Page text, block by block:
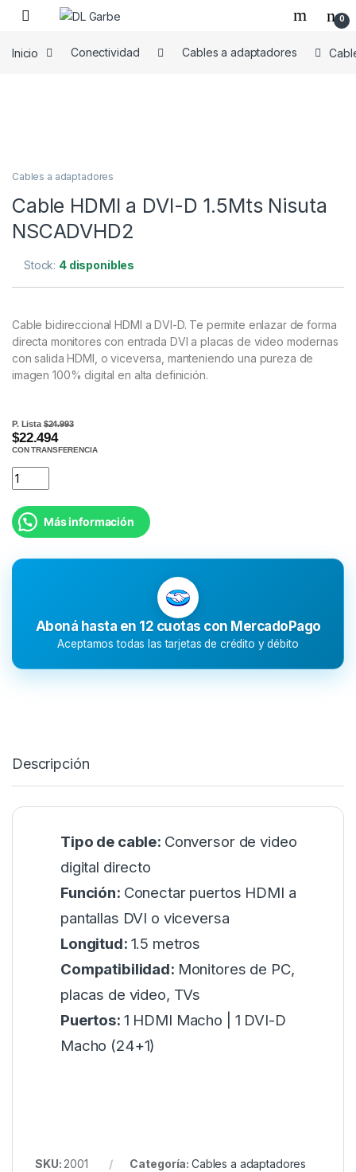
0
Inicio Conectividad Cables a adaptadores
Cables a adaptadores
Cable HDMI a DVI-D 1.5Mts Nisuta
NSCADVHD2
Stock: 4 disponibles
Cable bidireccional HDMI a DVI-D. Te permite enlazar de forma
directa monitores con entrada DVI a placas de video modernas
con salida HDMI, o viceversa, manteniendo una pureza de
imagen 100% digital en alta definición.
P. Lista$24.993
$22.494
CON TRANSFERENCIA
Más información
Aboná hasta en 12 cuotas con MercadoPago
Aceptamos todas las tarjetas de crédito y débito
Descripción
Tipo de cable: Conversor de video
digital directo
Función: Conectar puertos HDMI a
pantallas DVI o viceversa
Longitud: 1.5 metros
Compatibilidad: Monitores de PC,
placas de video, TVs
Puertos: 1 HDMI Macho | 1 DVI-D
Macho (24+1)
SKU:2001 Categoría: Cables a adaptadores